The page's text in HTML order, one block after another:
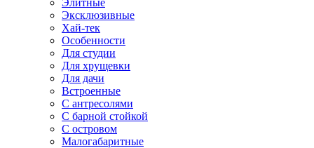
Элитные
Эксклюзивные
Хай-тек
Особенности
Для студии
Для хрущевки
Для дачи
Встроенные
С антресолями
С барной стойкой
С островом
Малогабаритные